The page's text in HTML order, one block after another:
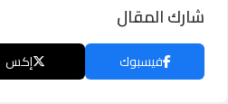
شارك المقال
فيسبوك إكس